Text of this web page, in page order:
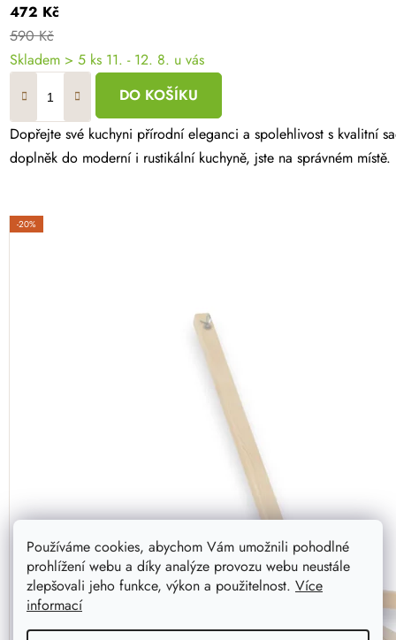
Používáme cookies, abychom Vám umožnili pohodlné
prohlížení webu a díky analýze provozu webu neustále
zlepšovali jeho funkce, výkon a použitelnost. Více
informací
472 Kč
590 Kč
Skladem > 5 ks 11. - 12. 8. u vás
DO KOŠÍKU
Dopřejte své kuchyni přírodní eleganci a spolehlivost s kvalitní
doplněk do moderní i rustikální kuchyně, jste na správném místě.
-20%